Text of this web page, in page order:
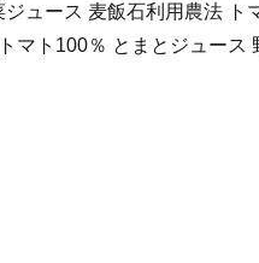
ジュース 麦飯石利用農法 ト
マト100％ とまとジュース